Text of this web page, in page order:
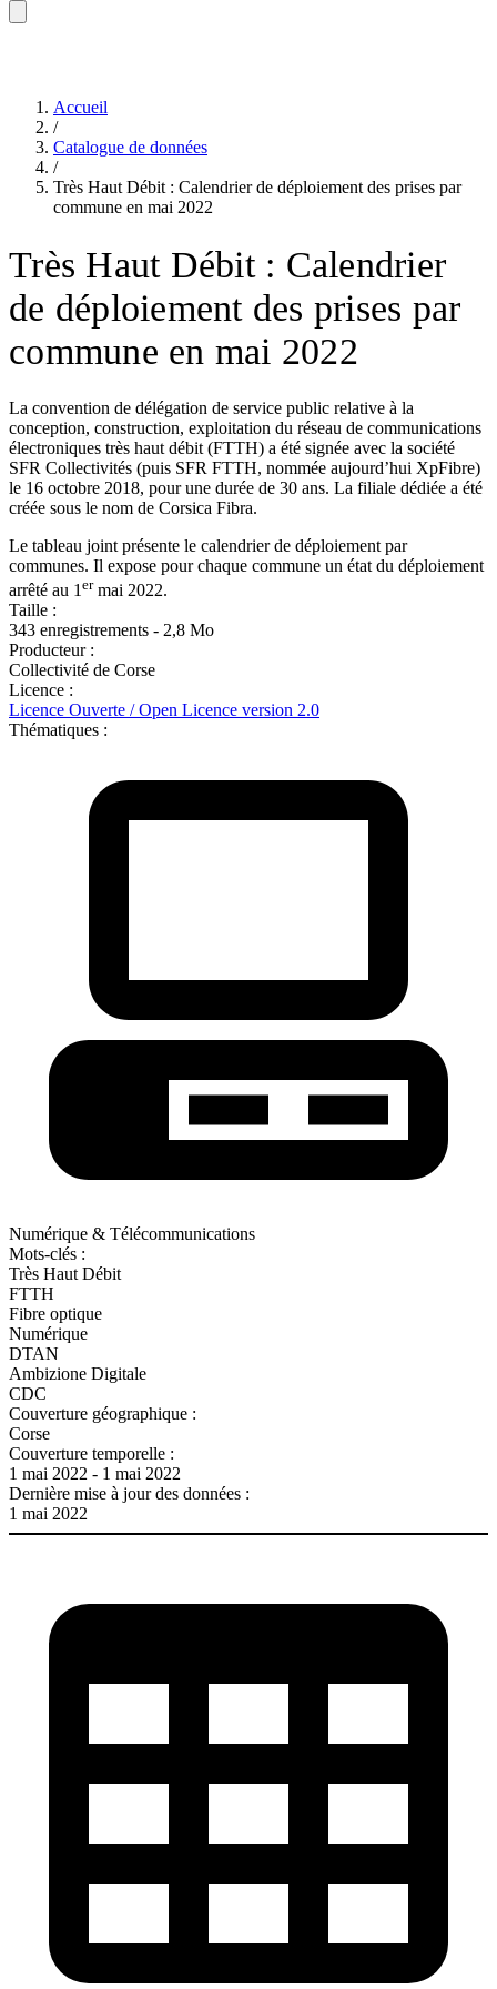
Accueil
/
Catalogue de données
/
Très Haut Débit : Calendrier de déploiement des prises par
commune en mai 2022
Très Haut Débit : Calendrier
de déploiement des prises par
commune en mai 2022
La convention de délégation de service public relative à la
conception, construction, exploitation du réseau de communications
électroniques très haut débit (FTTH) a été signée avec la société
SFR Collectivités (puis SFR FTTH, nommée aujourd’hui XpFibre)
le 16 octobre 2018, pour une durée de 30 ans. La filiale dédiée a été
créée sous le nom de Corsica Fibra.
Le tableau joint présente le calendrier de déploiement par
communes. Il expose pour chaque commune un état du déploiement
arrêté au 1 ermai 2022.
Taille :
343 enregistrements - 2,8 Mo
Producteur :
Collectivité de Corse
Licence :
Licence Ouverte / Open Licence version 2.0
Thématiques :
Numérique & Télécommunications
Mots-clés :
Très Haut Débit
FTTH
Fibre optique
Numérique
DTAN
Ambizione Digitale
CDC
Couverture géographique :
Corse
Couverture temporelle :
1 mai 2022 - 1 mai 2022
Dernière mise à jour des données :
1 mai 2022